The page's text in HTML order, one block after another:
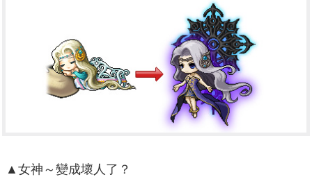
▲女神～變成壞人了？